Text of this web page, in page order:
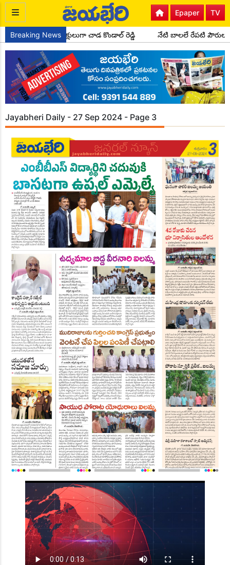
TV
Epaper
Breaking News
మండల అధ్యక్షులుగా చాడ కొండాల్ రెడ్డి నేటి బాలలే రేపటి
Jayabheri Daily - 27 Sep 2024 - Page 3